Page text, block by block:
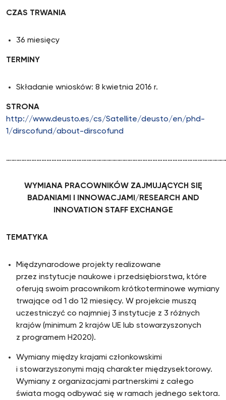
CZAS TRWANIA
36 miesięcy
TERMINY
Składanie wniosków: 8 kwietnia 2016 r.
STRONA
http://www.deusto.es/cs/Satellite/deusto/en/phd-
1/dirscofund/about-dirscofund
WYMIANA PRACOWNIKÓW ZAJMUJĄCYCH SIĘ
BADANIAMI I INNOWACJAMI/RESEARCH AND
INNOVATION STAFF EXCHANGE
TEMATYKA
Międzynarodowe projekty realizowane
przez instytucje naukowe i przedsiębiorstwa, które
oferują swoim pracownikom krótkoterminowe wymiany
trwające od 1 do 12 miesięcy. W projekcie muszą
uczestniczyć co najmniej 3 instytucje z 3 różnych
krajów (minimum 2 krajów UE lub stowarzyszonych
z programem H2020).
Wymiany między krajami członkowskimi
i stowarzyszonymi mają charakter międzysektorowy.
Wymiany z organizacjami partnerskimi z całego
świata mogą odbywać się w ramach jednego sektora.